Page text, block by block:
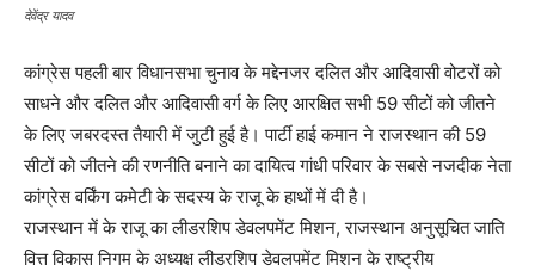
देवेंद्र यादव
कांग्रेस पहली बार विधानसभा चुनाव के मद्देनजर दलित और आदिवासी वोटरों को
साधने और दलित और आदिवासी वर्ग के लिए आरक्षित सभी 59 सीटों को जीतने
के लिए जबरदस्त तैयारी में जुटी हुई है। पार्टी हाई कमान ने राजस्थान की 59
सीटों को जीतने की रणनीति बनाने का दायित्व गांधी परिवार के सबसे नजदीक नेता
कांग्रेस वर्किंग कमेटी के सदस्य के राजू के हाथों में दी है।
राजस्थान में के राजू का लीडरशिप डेवलपमेंट मिशन, राजस्थान अनुसूचित जाति
वित्त विकास निगम के अध्यक्ष लीडरशिप डेवलपमेंट मिशन के राष्ट्रीय